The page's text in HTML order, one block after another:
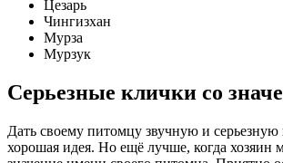
Цезарь
Чингизхан
Мурза
Мурзук
Серьезные клички со
Дать своему питомцу звучную и серьезную
хорошая идея. Но ещё лучше, когда хозяин